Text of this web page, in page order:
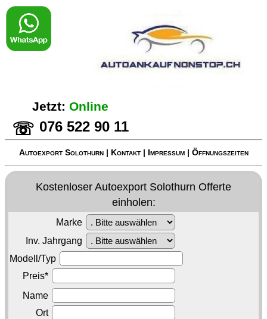
Jetzt: Online
☏ 076 522 90 11
Autoexport Solothurn| Kontakt| Impressum| Öffnungszeiten
Kostenloser Autoexport Solothurn Offerte
einholen:
Marke
Inv. Jahrgang
Modell/Typ
Preis*
Name
Ort